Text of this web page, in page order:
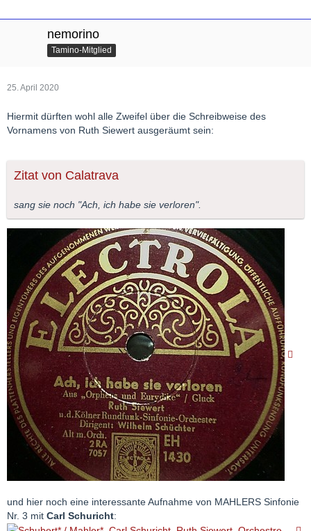
nemorino
Tamino-Mitglied
25. April 2020
Hiermit dürften wohl alle Zweifel über die Schreibweise des
Vornamens von Ruth Siewert ausgeräumt sein:
Zitat von Calatrava
sang sie noch "Ach, ich habe sie verloren".
und hier noch eine interessante Aufnahme von MAHLERS Sinfonie
Nr. 3 mit Carl Schuricht: